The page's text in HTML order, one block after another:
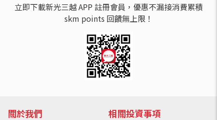
立即下載新光三越 APP 註冊會員，優惠不漏接消費累積
skm points 回饋無上限！
關於我們 相關投資事項